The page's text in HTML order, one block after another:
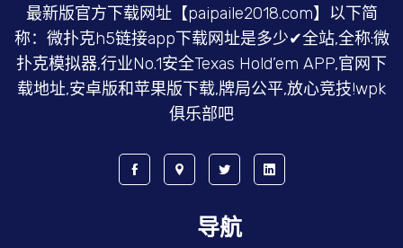
最新版官方下载网址【paipaile2018.com】以下简
称：微扑克h5链接app下载网址是多少✔全站,全称:微
扑克模拟器,行业No.1安全Texas Hold’em APP,官网下
载地址,安卓版和苹果版下载,牌局公平,放心竞技!wpk
俱乐部吧
导航